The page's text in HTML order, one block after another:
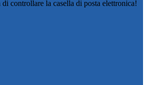
controllare la casella di posta elettronica!